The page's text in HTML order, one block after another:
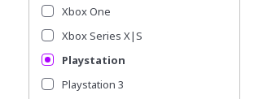
Xbox One
Xbox Series X|S
Playstation
Playstation 3